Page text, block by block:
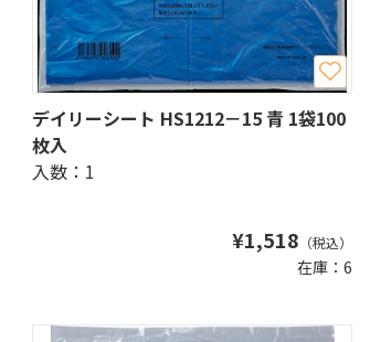
デイリーシート HS1212－15 青 1袋100
枚入
入数：1
¥1,518 （税込）
在庫：6